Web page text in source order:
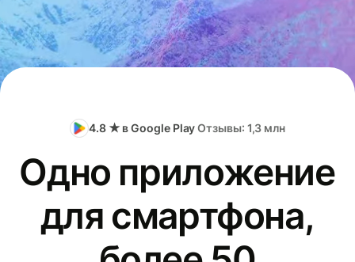
4.8 ★ в Google PlayОтзывы: 1,3 млн
Одно приложение
для смартфона,